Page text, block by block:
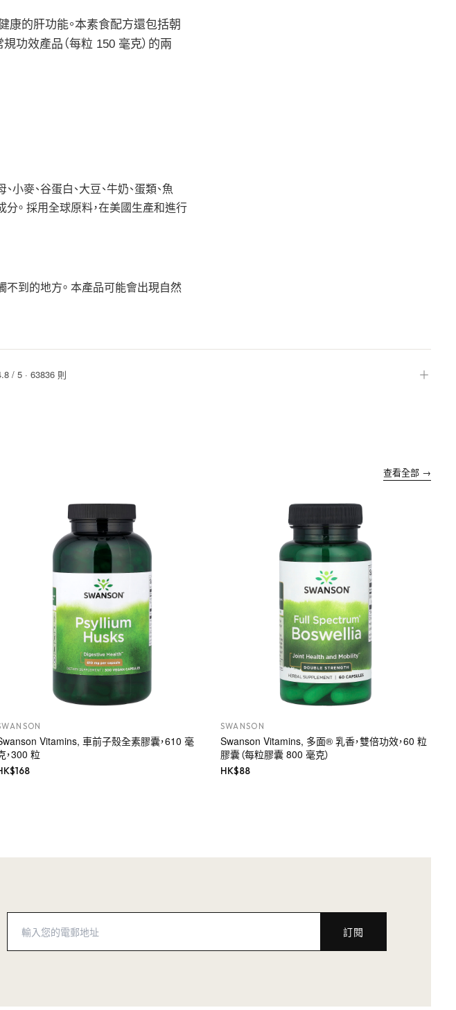
康的肝功能。本素食配方還包括朝
功效產品（每粒 150 毫克）的兩
麥、谷蛋白、大豆、牛奶、蛋類、魚
。 採用全球原料，在美國生產和進行
不到的地方。 本產品可能會出現自然
/ 5· 63836 則 ＋
查看全部 →
Vitamins, 車前子殼全素膠囊，610 毫
，300 粒
168
SWANSON
Swanson Vitamins, 多面® 乳香，雙倍功效，60 粒
膠囊（每粒膠囊 800 毫克）
HK$88
訂閱